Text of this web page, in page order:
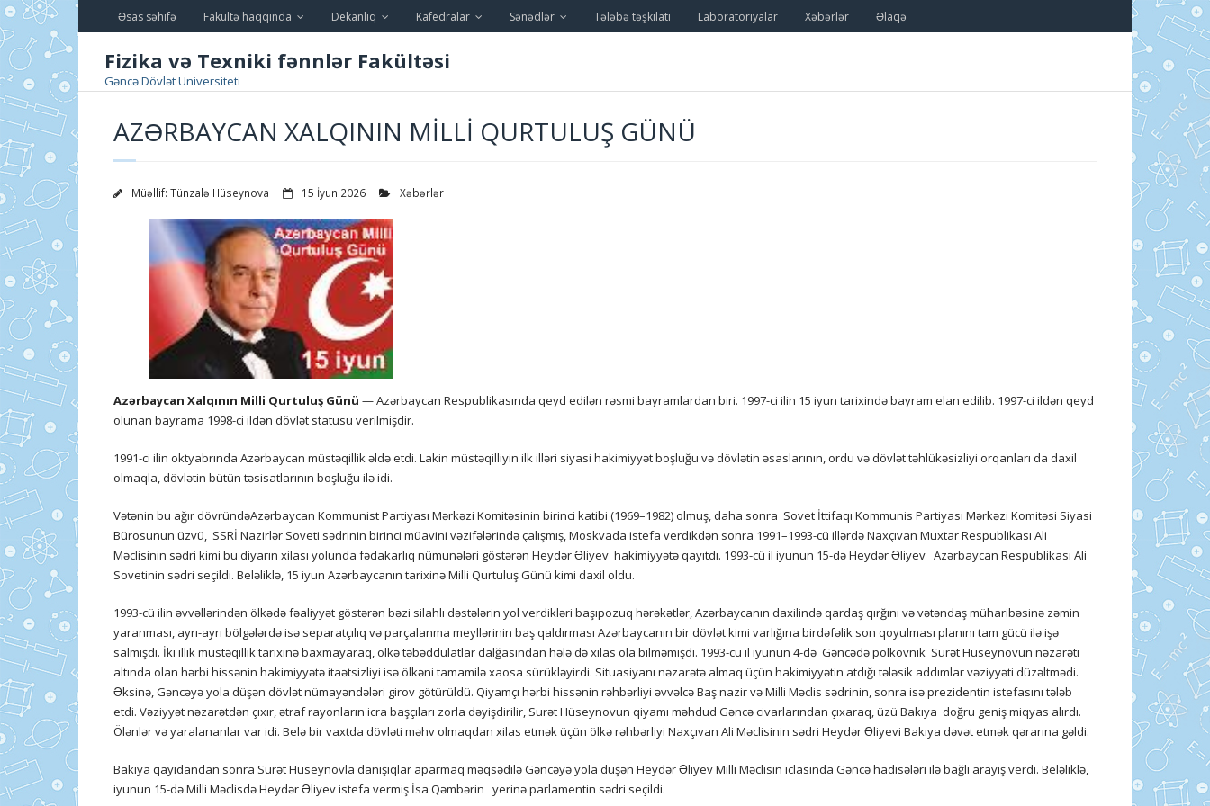
Skip
to
Əsas səhifə Fakültə haqqında Dekanlıq Kafedralar Sənədlər Tələbə təşkilatı Laboratoriyalar Xəbərlər Əlaqə
Fizika və Texniki fənnlər Fakültəsi
Gəncə Dövlət Universiteti
AZƏRBAYCAN XALQININ MILLI QURTULUŞ GÜNÜ
Müəllif: Tünzalə Hüseynova 15 İyun 2026 Xəbərlər
Azərbaycan Xalqının Milli Qurtuluş Günü — Azərbaycan Respublikasında qeyd edilən rəsmi bayramlardan biri. 1997-ci ilin 15 iyun tarixində bayram elan edilib. 1997-ci ildən qeyd
olunan bayrama 1998-ci ildən dövlət statusu verilmişdir.
1991-ci ilin oktyabrında Azərbaycan müstəqillik əldə etdi. Lakin müstəqilliyin ilk illəri siyasi hakimiyyət boşluğu və dövlətin əsaslarının, ordu və dövlət təhlükəsizliyi orqanları da daxil
olmaqla, dövlətin bütün təsisatlarının boşluğu ilə idi.
Vətənin bu ağır dövründəAzərbaycan Kommunist Partiyası Mərkəzi Komitəsinin birinci katibi (1969–1982) olmuş, daha sonra Sovet İttifaqı Kommunis Partiyası Mərkəzi Komitəsi Siyasi
Bürosunun üzvü, SSRİ Nazirlər Soveti sədrinin birinci müavini vəzifələrində çalışmış, Moskvada istefa verdikdən sonra 1991–1993-cü illərdə Naxçıvan Muxtar Respublikası Ali
Məclisinin sədri kimi bu diyarın xilası yolunda fədakarlıq nümunələri göstərən Heydər Əliyev hakimiyyətə qayıtdı. 1993-cü il iyunun 15-də Heydər Əliyev Azərbaycan Respublikası Ali
Sovetinin sədri seçildi. Beləliklə, 15 iyun Azərbaycanın tarixinə Milli Qurtuluş Günü kimi daxil oldu.
1993-cü ilin əvvəllərindən ölkədə fəaliyyət göstərən bəzi silahlı dəstələrin yol verdikləri başıpozuq hərəkətlər, Azərbaycanın daxilində qardaş qırğını və vətəndaş müharibəsinə zəmin
yaranması, ayrı-ayrı bölgələrdə isə separatçılıq və parçalanma meyllərinin baş qaldırması Azərbaycanın bir dövlət kimi varlığına birdəfəlik son qoyulması planını tam gücü ilə işə
salmışdı. İki illik müstəqillik tarixinə baxmayaraq, ölkə təbəddülatlar dalğasından hələ də xilas ola bilməmişdi. 1993-cü il iyunun 4-də Gəncədə polkovnik Surət Hüseynovun nəzarəti
altında olan hərbi hissənin hakimiyyətə itaətsizliyi isə ölkəni tamamilə xaosa sürükləyirdi. Situasiyanı nəzarətə almaq üçün hakimiyyətin atdığı tələsik addımlar vəziyyəti düzəltmədi.
Əksinə, Gəncəyə yola düşən dövlət nümayəndələri girov götürüldü. Qiyamçı hərbi hissənin rəhbərliyi əvvəlcə Baş nazir və Milli Məclis sədrinin, sonra isə prezidentin istefasını tələb
etdi. Vəziyyət nəzarətdən çıxır, ətraf rayonların icra başçıları zorla dəyişdirilir, Surət Hüseynovun qiyamı məhdud Gəncə civarlarından çıxaraq, üzü Bakıya doğru geniş miqyas alırdı.
Ölənlər və yaralananlar var idi. Belə bir vaxtda dövləti məhv olmaqdan xilas etmək üçün ölkə rəhbərliyi Naxçıvan Ali Məclisinin sədri Heydər Əliyevi Bakıya dəvət etmək qərarına gəldi.
Bakıya qayıdandan sonra Surət Hüseynovla danışıqlar aparmaq məqsədilə Gəncəyə yola düşən Heydər Əliyev Milli Məclisin iclasında Gəncə hadisələri ilə bağlı arayış verdi. Beləliklə,
iyunun 15-də Milli Məclisdə Heydər Əliyev istefa vermiş İsa Qəmbərin yerinə parlamentin sədri seçildi.